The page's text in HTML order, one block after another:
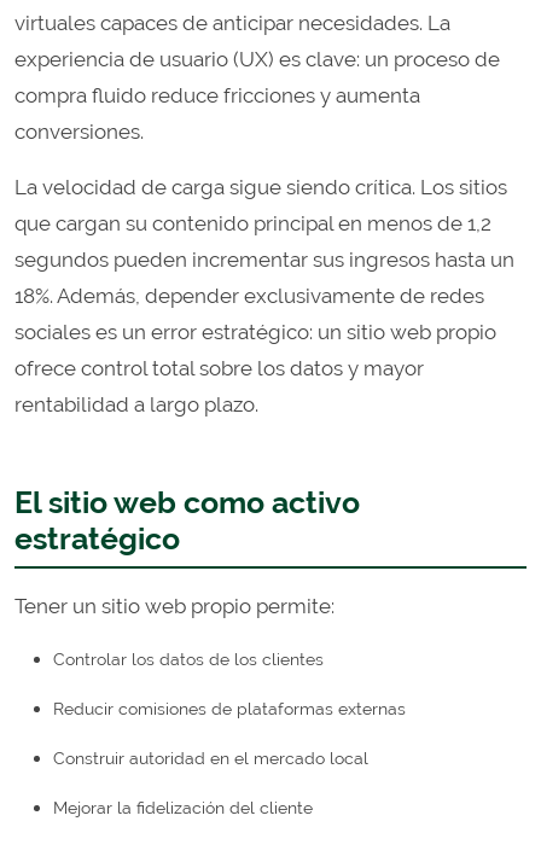
virtuales capaces de anticipar necesidades. La
experiencia de usuario (UX) es clave: un proceso de
compra fluido reduce fricciones y aumenta
conversiones.
La velocidad de carga sigue siendo crítica. Los sitios
que cargan su contenido principal en menos de 1,2
segundos pueden incrementar sus ingresos hasta un
18%. Además, depender exclusivamente de redes
sociales es un error estratégico: un sitio web propio
ofrece control total sobre los datos y mayor
rentabilidad a largo plazo.
El sitio web como activo
estratégico
Tener un sitio web propio permite:
Controlar los datos de los clientes
Reducir comisiones de plataformas externas
Construir autoridad en el mercado local
Mejorar la fidelización del cliente